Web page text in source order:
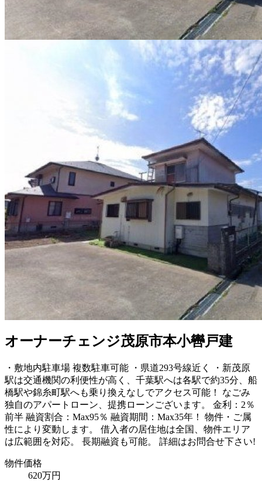
オーナーチェンジ茂原市本小轡戸建
・敷地内駐車場 複数駐車可能 ・県道293号線近く ・新茂原
駅は交通機関の利便性が高く、千葉駅へは各駅で約35分、船
橋駅や錦糸町駅へも乗り換えなしでアクセス可能！ なごみ
独自のアパートローン、提携ローンございます。 金利：2％
前半 融資割合：Max95％ 融資期間：Max35年！ 物件・ご属
性により変動します。 借入者の居住地は全国、物件エリア
は広範囲を対応。 長期融資も可能。 詳細はお問合せ下さい!
物件価格
620万円